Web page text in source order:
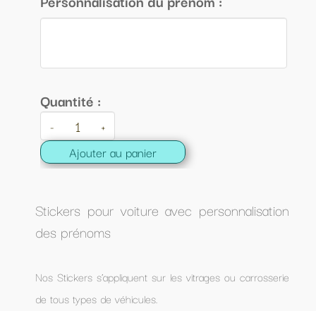
Quantité :
- +
Ajouter au panier
Stickers pour voiture avec personnalisation
des prénoms
Nos Stickers s’appliquent sur les vitrages ou carrosserie
de tous types de véhicules.